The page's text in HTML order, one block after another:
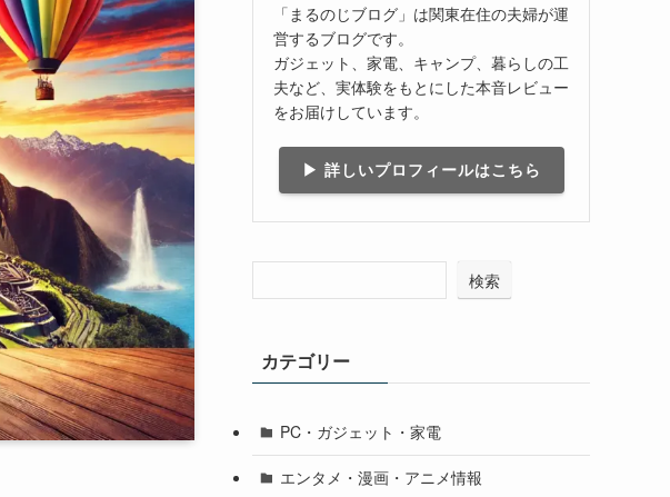
「まるのじブログ」は関東在住の夫婦が運
営するブログです。
ガジェット、家電、キャンプ、暮らしの工
夫など、実体験をもとにした本音レビュー
をお届けしています。
▶ 詳しいプロフィールはこちら
検索
カテゴリー
PC・ガジェット・家電
エンタメ・漫画・アニメ情報